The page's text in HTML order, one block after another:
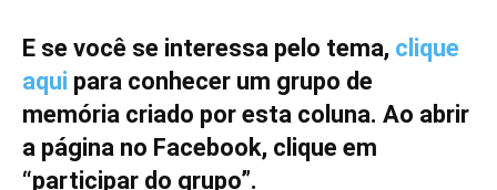
E se você se interessa pelo tema, clique
aqui para conhecer um grupo de
memória criado por esta coluna. Ao abrir
a página no Facebook, clique em
“participar do grupo”.